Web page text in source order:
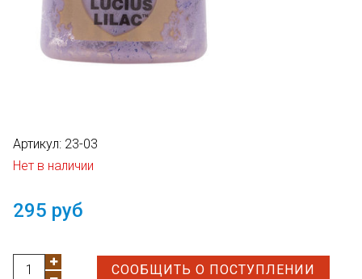
Артикул: 23-03
Нет в наличии
295 руб
СООБЩИТЬ О ПОСТУПЛЕНИИ